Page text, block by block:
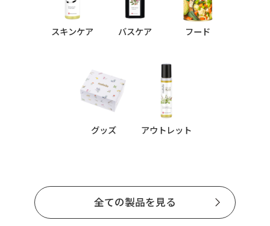
スキンケア バスケア フード
グッズ アウトレット
全ての製品を見る